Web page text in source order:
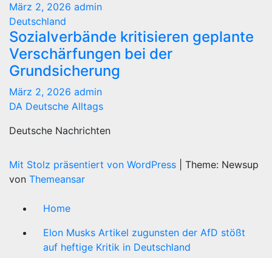
März 2, 2026 admin
Deutschland
Sozialverbände kritisieren geplante
Verschärfungen bei der
Grundsicherung
März 2, 2026 admin
DA Deutsche Alltags
Deutsche Nachrichten
Mit Stolz präsentiert von WordPress
Theme: Newsup
von Themeansar
Home
Elon Musks Artikel zugunsten der AfD stößt
auf heftige Kritik in Deutschland